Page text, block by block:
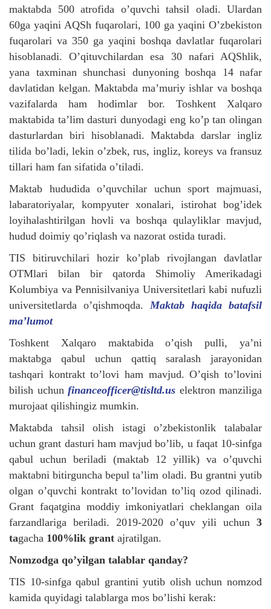
maktabda 500 atrofida o’quvchi tahsil oladi. Ulardan
60ga yaqini AQSh fuqarolari, 100 ga yaqini O’zbekiston
fuqarolari va 350 ga yaqini boshqa davlatlar fuqarolari
hisoblanadi. O’qituvchilardan esa 30 nafari AQShlik,
yana taxminan shunchasi dunyoning boshqa 14 nafar
davlatidan kelgan. Maktabda ma’muriy ishlar va boshqa
vazifalarda ham hodimlar bor. Toshkent Xalqaro
maktabida ta’lim dasturi dunyodagi eng ko’p tan olingan
dasturlardan biri hisoblanadi. Maktabda darslar ingliz
tilida bo’ladi, lekin o’zbek, rus, ingliz, koreys va fransuz
tillari ham fan sifatida o’tiladi.
Maktab hududida o’quvchilar uchun sport majmuasi,
labaratoriyalar, kompyuter xonalari, istirohat bog’idek
loyihalashtirilgan hovli va boshqa qulayliklar mavjud,
hudud doimiy qo’riqlash va nazorat ostida turadi.
TIS bitiruvchilari hozir ko’plab rivojlangan davlatlar
OTMlari bilan bir qatorda Shimoliy Amerikadagi
Kolumbiya va Pennisilvaniya Universitetlari kabi nufuzli
universitetlarda o’qishmoqda. Maktab haqida batafsil
ma’lumot
Toshkent Xalqaro maktabida o’qish pulli, ya’ni
maktabga qabul uchun qattiq saralash jarayonidan
tashqari kontrakt to’lovi ham mavjud. O’qish to’lovini
bilish uchun financeofficer@tisltd.us elektron manziliga
murojaat qilishingiz mumkin.
Maktabda tahsil olish istagi o’zbekistonlik talabalar
uchun grant dasturi ham mavjud bo’lib, u faqat 10-sinfga
qabul uchun beriladi (maktab 12 yillik) va o’quvchi
maktabni bitirguncha bepul ta’lim oladi. Bu grantni yutib
olgan o’quvchi kontrakt to’lovidan to’liq ozod qilinadi.
Grant faqatgina moddiy imkoniyatlari cheklangan oila
farzandlariga beriladi. 2019-2020 o’quv yili uchun 3
tagacha 100%lik grant ajratilgan.
Nomzodga qo’yilgan talablar qanday?
TIS 10-sinfga qabul grantini yutib olish uchun nomzod
kamida quyidagi talablarga mos bo’lishi kerak: